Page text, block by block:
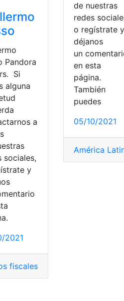
Pandora
Si
alguna
a
sociales,
y
2021
fiscales
de nuestras
redes
o regístrate y
déjanos
un
en esta
página.
También
puedes
05/10/2021
América